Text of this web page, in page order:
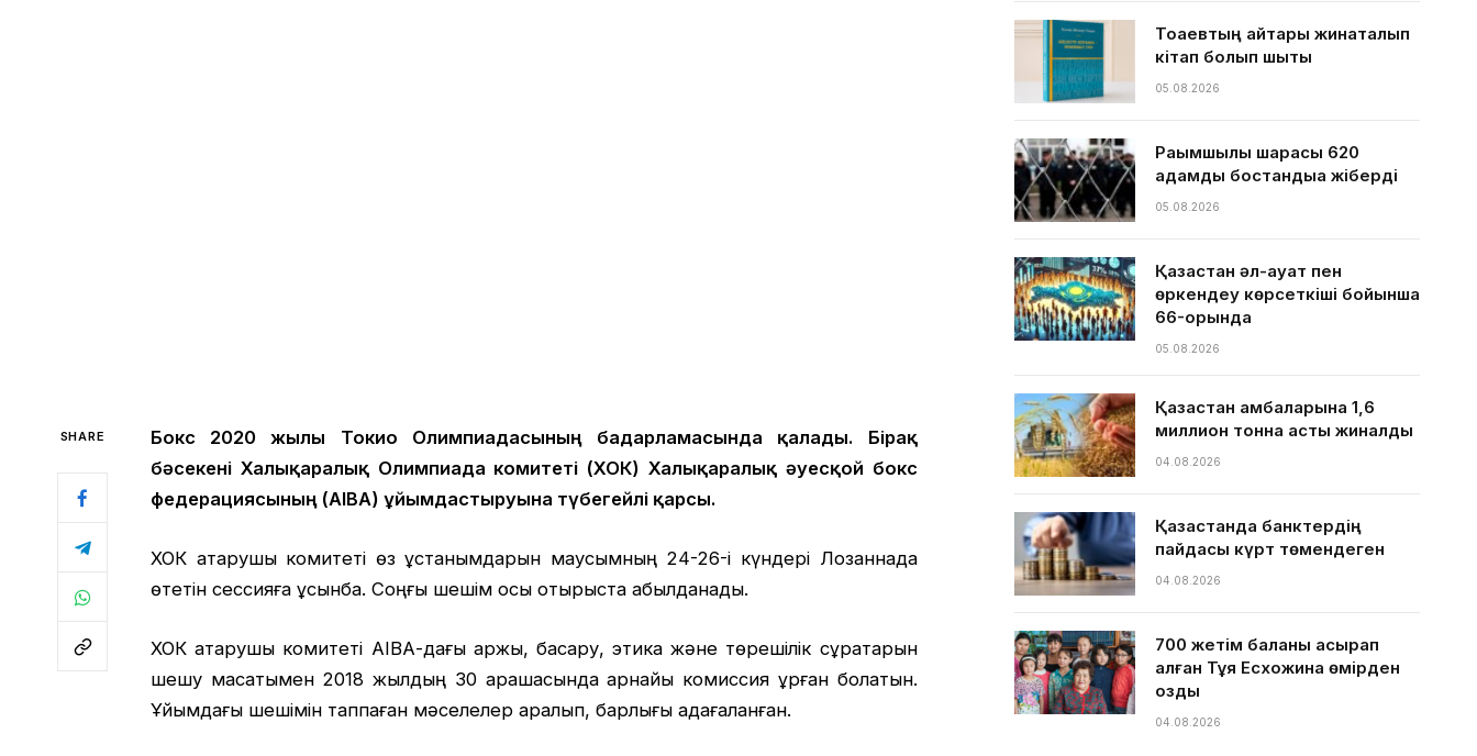
SHARE
Бокс 2020 жылғы Токио Олимпиадасының бағдарламасында қалады. Бірақ
бәсекені Халықаралық Олимпиада комитеті (ХОК) Халықаралық әуесқой бокс
федерациясының (AIBA) ұйымдастыруына түбегейлі қарсы.
ХОК атқарушы комитеті өз ұстанымдарын маусымның 24-26-і күндері Лозаннада
өтетін сессияға ұсынбақ. Соңғы шешім осы отырыста қабылданады.
ХОК атқарушы комитеті АІВА-дағы қаржы, басқару, этика және төрешілік сұрақтарын
шешу мақсатымен 2018 жылдың 30 қарашасында арнайы комиссия құрған болатын.
Ұйымдағы шешімін таппаған мәселелер қаралып, барлығы қадағаланған.
Тоқаевтың айтқары жинақталып
кітап болып шықты
05.08.2026
Рақымшылық шарасы 620
адамды бостандыққа жіберді
05.08.2026
Қазақстан әл-ауқат пен
өркендеу көрсеткіші бойынша
66-орында
05.08.2026
Қазақстан қамбаларына 1,6
миллион тонна астық жиналды
04.08.2026
Қазақстанда банктердің
пайдасы күрт төмендеген
04.08.2026
700 жетім баланы асырап
алған Тұяқ Есхожина өмірден
озды
04.08.2026